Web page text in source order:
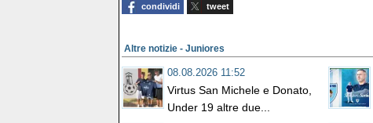
condividi tweet
Altre notizie - Juniores
08.08.2026 11:52
Virtus San Michele e Donato,
Under 19 altre due...